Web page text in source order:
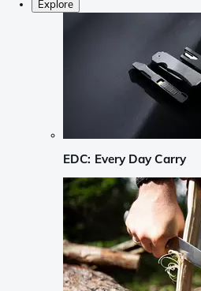
Explore
EDC: Every Day Carry